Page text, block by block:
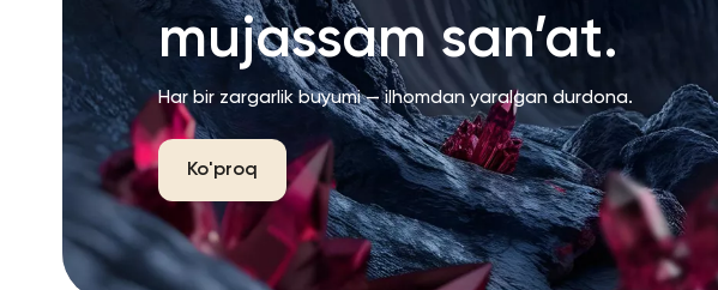
mujassam san’at.
Har bir zargarlik buyumi — ilhomdan yaralgan durdona.
Ko'proq